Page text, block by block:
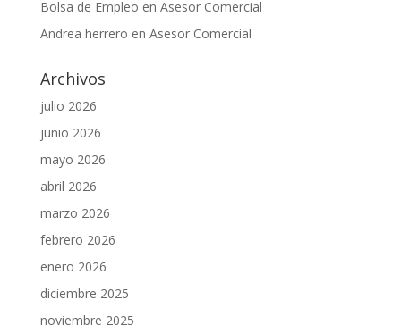
Bolsa de Empleo en Asesor Comercial
Andrea herrero en Asesor Comercial
Archivos
julio 2026
junio 2026
mayo 2026
abril 2026
marzo 2026
febrero 2026
enero 2026
diciembre 2025
noviembre 2025